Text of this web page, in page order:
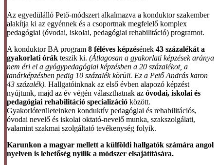
Az egyedülálló Pető-módszert alkalmazva a konduktor szakember
alakítja ki az egyénnek és a csoportnak megfelelő komplex
pedagógiai (óvodai, iskolai, pedagógiai rehabilitáció) programot.
A konduktor BA program 8 féléves képzésének 43 százalékát a
gyakorlati órák teszik ki. (Átlagosan a gyakorlati képzések aránya
nem éri el a gyógypedagógiai képzésben a 20 százalékot, a
tanárképzésben pedig 10 százalék körüli. Ez a Pető András karon
43 százalék). Hallgatóinknak az első évben alapozó képzést
nyújtunk, majd az év végén választhatnak az óvodai, iskolai és
pedagógiai rehabilitáció specializáció között.
Gyakorlóterületeinken konduktív pedagógiai és rehabilitációs,
óvodai nevelő és iskolai oktató-nevelő munka, szakszolgálati,
valamint szakmai szolgáltató tevékenység folyik.
Karunkon a magyar mellett a külföldi hallgatók számára angol
nyelven is lehetőség nyílik a módszer elsajátítására.